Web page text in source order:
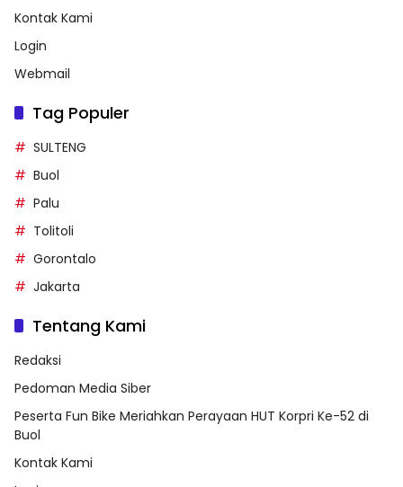
Kontak Kami
Login
Webmail
Tag Populer
SULTENG
Buol
Palu
Tolitoli
Gorontalo
Jakarta
Tentang Kami
Redaksi
Pedoman Media Siber
Peserta Fun Bike Meriahkan Perayaan HUT Korpri Ke-52 di
Buol
Kontak Kami